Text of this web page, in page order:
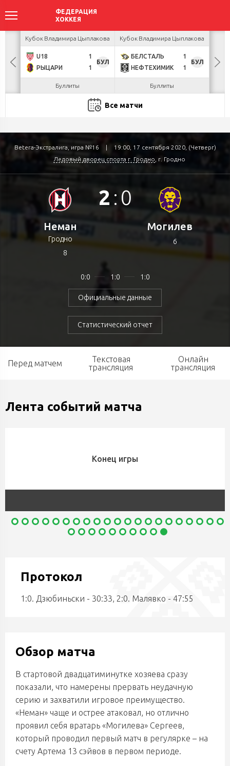
Кубок Владимира Цыплакова
U18
1
РЫЦАРИ
1
БУЛ
Буллиты
Кубок Владимира Цыплакова
БЕЛСТАЛЬ
1
НЕФТЕХИМИК
1
БУЛ
Буллиты
Все матчи
Betera-Экстралига, игра №16 |
19:00, 17 сентября 2020, (Четверг)
Ледовый дворец спорта г. Гродно , г. Гродно
Неман
Гродно
8
2 : 0
0:0 1:0 1:0
Официальные данные
Статистический отчет
Могилев
6
Перед матчем
Текстовая
трансляция
Онлайн
трансляция
Лента событий матча
Конец игры
Протокол
1:0. Дзюбиньски - 30:33, 2:0. Малявко - 47:55
Обзор матча
В стартовой двадцатиминутке хозяева сразу
показали, что намерены прервать неудачную
серию и захватили игровое преимущество.
«Неман» чаще и острее атаковал, но отлично
проявил себя вратарь «Могилева» Сергеев,
который проводил первый матч в регулярке – на
счету Артема 13 сэйвов в первом периоде.